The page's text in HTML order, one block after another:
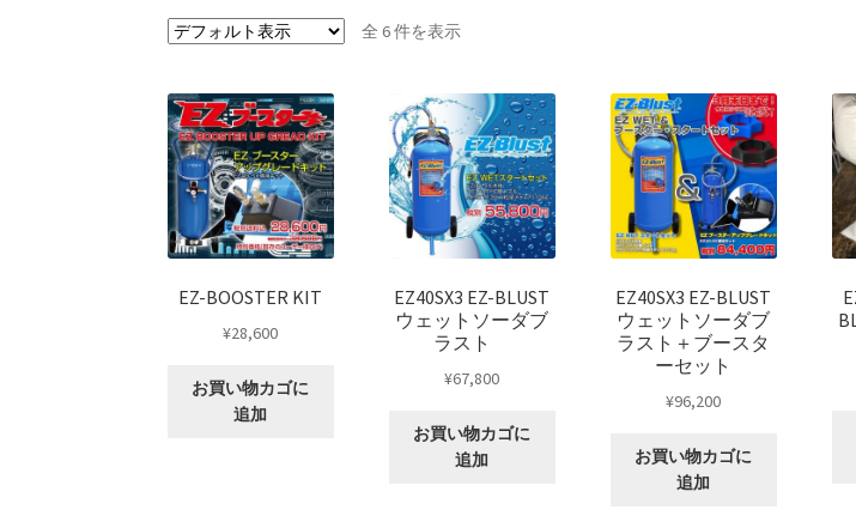
KRZ-international.co.ltdKRZ-power billet brake
KRZX 2PC FORGED WHEEL SIZE/PRICE LISTKRZX FORGED BRAKE SYSTEM
KRZX FORGED CALIPER SYSTEM 適合一覧 PASSENGER CARKRZX FORGED CALIPER
KRZX FORGED WHEEL ALL DESINGSKRZX-sports LOWRIDER TECHNOLOGY NV200
PARTSカテゴリー一覧 RIDETECH SUSPENSION SPORZA FORGED WHEEL
オーバーホール ショップ パーツ一覧プライバ
構造変更
全 6 件を表示
EZ-BOOSTER KIT
¥28,600
お買い物カゴに
追加
EZ40SX3 EZ-BLUST
ウェットソーダブ
ラスト
¥67,800
お買い物カゴに
追加
EZ40SX3 EZ-BLUST
ウェットソーダブ
ラスト＋ブースタ
ーセット
¥96,200
お買い物カゴに
追加